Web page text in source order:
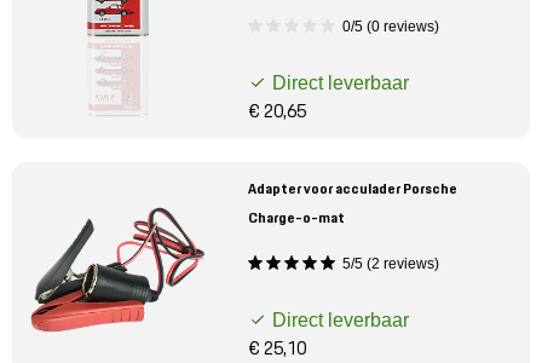
0/5 (0 reviews)
Direct leverbaar
€ 20,65
Adapter voor acculader Porsche
Charge-o-mat
5/5 (2 reviews)
Direct leverbaar
€ 25,10